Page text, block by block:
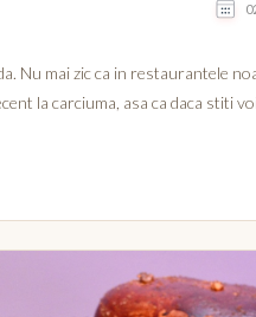
Nu mai zic ca in restaurantele
la carciuma, asa ca daca stiti